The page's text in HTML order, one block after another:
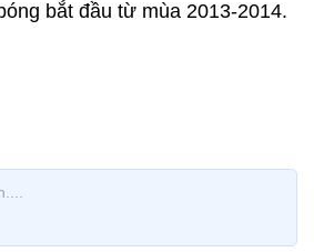
bắt đầu từ mùa 2013-2014.